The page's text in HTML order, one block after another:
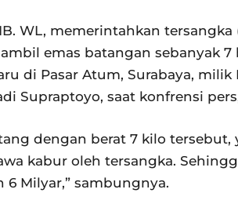
WL, memerintahkan
emas batangan sebanyak 7
di Pasar Atum, Surabaya, milik
Supraptoyo, saat konfrensi
dengan berat 7 kilo
kabur oleh tersangka.
Milyar,” sambungnya.